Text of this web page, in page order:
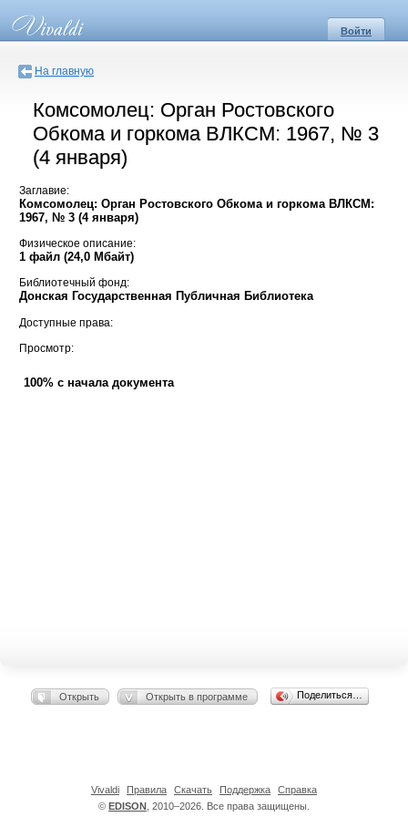
Войти
На главную
Комсомолец: Орган Ростовского
Обкома и горкома ВЛКСМ: 1967, № 3
(4 января)
Заглавие:
Комсомолец: Орган Ростовского Обкома и горкома ВЛКСМ:
1967, № 3 (4 января)
Физическое описание:
1 файл (24,0 Мбайт)
Библиотечный фонд:
Донская Государственная Публичная Библиотека
Доступные права:
Просмотр:
100% с начала документа
Открыть Открыть в программе Поделиться…
© EDISON , 2010–2026. Все права защищены.
Vivaldi Правила Скачать Поддержка Справка